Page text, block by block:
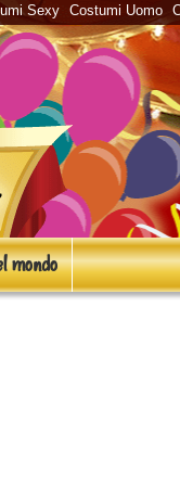
Sexy Costumi Uomo
mondo